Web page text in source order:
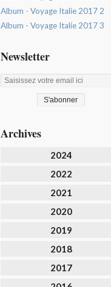
Album - Voyage Italie 2017 2
Album - Voyage Italie 2017 3
Newsletter
Archives
2024
2022
2021
2020
2019
2018
2017